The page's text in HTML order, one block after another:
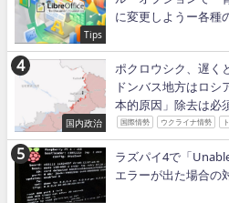
Tips
に変更しようー各種
国内政治
ポクロウシク、遅く
ドンバス地方はロシ
本的原因」除去は必
国際情勢 ウクライナ情勢
ラズパイ4で「
エラーが出た場合の